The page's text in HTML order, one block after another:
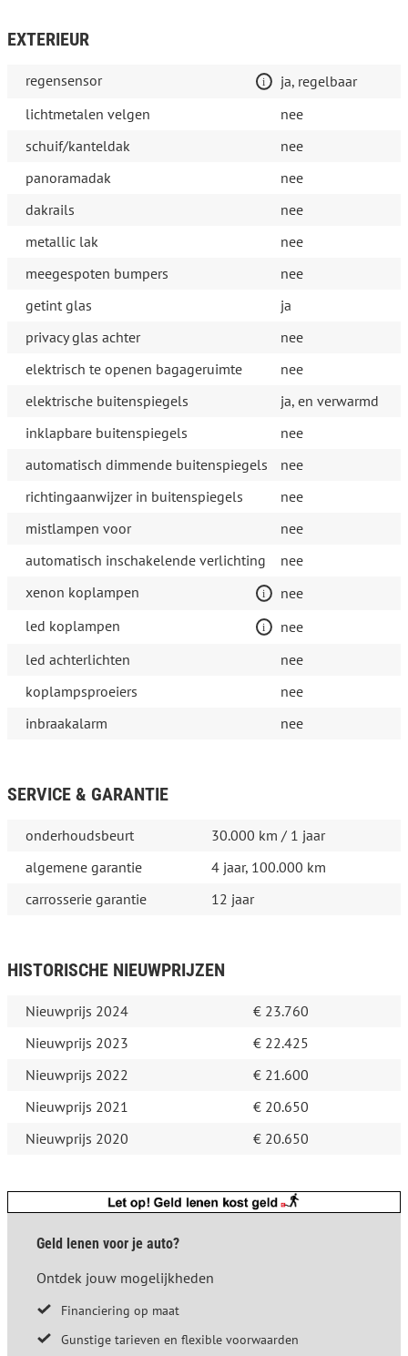
EXTERIEUR
regensensor
ja, regelbaar
lichtmetalen velgen
nee
schuif/kanteldak
nee
panoramadak
nee
dakrails
nee
metallic lak
nee
meegespoten bumpers
nee
getint glas
ja
privacy glas achter
nee
elektrisch te openen bagageruimte
nee
elektrische buitenspiegels
ja, en verwarmd
inklapbare buitenspiegels
nee
automatisch dimmende buitenspiegels
nee
richtingaanwijzer in buitenspiegels
nee
mistlampen voor
nee
automatisch inschakelende verlichting
nee
xenon koplampen
nee
led koplampen
nee
led achterlichten
nee
koplampsproeiers
nee
inbraakalarm
nee
SERVICE & GARANTIE
onderhoudsbeurt
30.000 km / 1 jaar
algemene garantie
4 jaar, 100.000 km
carrosserie garantie
12 jaar
HISTORISCHE NIEUWPRIJZEN
Nieuwprijs 2024
€ 23.760
Nieuwprijs 2023
€ 22.425
Nieuwprijs 2022
€ 21.600
Nieuwprijs 2021
€ 20.650
Nieuwprijs 2020
€ 20.650
Geld lenen voor je auto?
Ontdek jouw mogelijkheden
Financiering op maat
Gunstige tarieven en flexible voorwaarden